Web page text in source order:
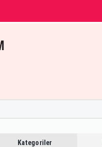
Kategoriler